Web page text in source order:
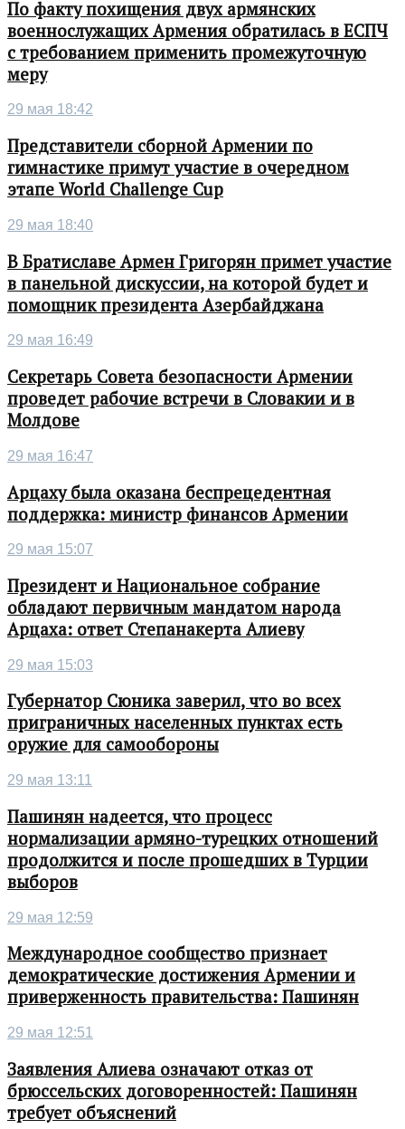
По факту похищения двух армянских
военнослужащих Армения обратилась в ЕСПЧ
с требованием применить промежуточную
меру
29 мая 18:42
Представители сборной Армении по
гимнастике примут участие в очередном
этапе World Challenge Cup
29 мая 18:40
В Братиславе Армен Григорян примет участие
в панельной дискуссии, на которой будет и
помощник президента Азербайджана
29 мая 16:49
Секретарь Совета безопасности Армении
проведет рабочие встречи в Словакии и в
Молдове
29 мая 16:47
Арцаху была оказана беспрецедентная
поддержка: министр финансов Армении
29 мая 15:07
Президент и Национальное собрание
обладают первичным мандатом народа
Арцаха: ответ Степанакерта Алиеву
29 мая 15:03
Губернатор Сюника заверил, что во всех
приграничных населенных пунктах есть
оружие для самообороны
29 мая 13:11
Пашинян надеется, что процесс
нормализации армяно-турецких отношений
продолжится и после прошедших в Турции
выборов
29 мая 12:59
Международное сообщество признает
демократические достижения Армении и
приверженность правительства: Пашинян
29 мая 12:51
Заявления Алиева означают отказ от
брюссельских договоренностей: Пашинян
требует объяснений